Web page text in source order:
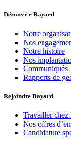
Découvrir Bayard
Notre
Nos
Notre histoire
Nos
Communiqués
Rapports de
Rejoindre Bayard
Travailler chez
Nos offres
Candidature